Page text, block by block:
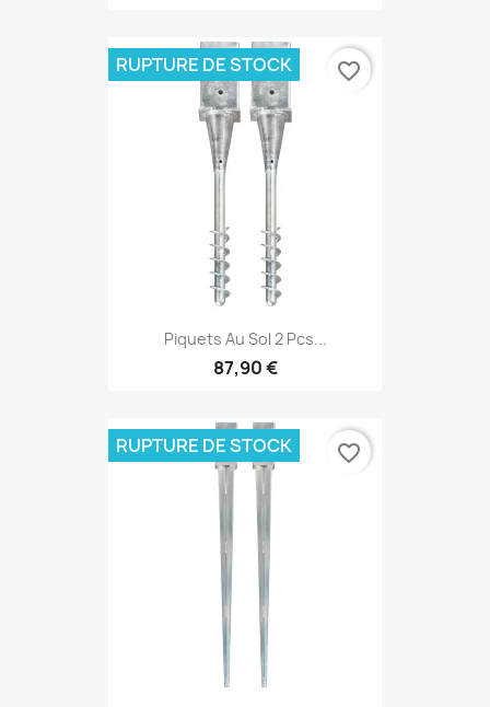
Piquets Au Sol 2 Pcs...
87,90 €
RUPTURE DE STOCK favorite_border
RUPTURE DE STOCK favorite_border